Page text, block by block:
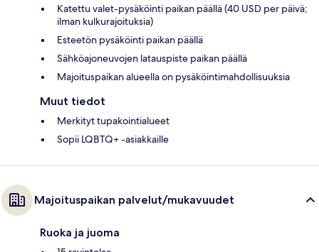
Katettu valet-pysäköinti paikan päällä (40 USD per päivä;
ilman kulkurajoituksia)
Esteetön pysäköinti paikan päällä
Sähköajoneuvojen latauspiste paikan päällä
Majoituspaikan alueella on pysäköintimahdollisuuksia
Muut tiedot
Merkityt tupakointialueet
Sopii LQBTQ+ -asiakkaille
Majoituspaikan palvelut/mukavuudet
Ruoka ja juoma